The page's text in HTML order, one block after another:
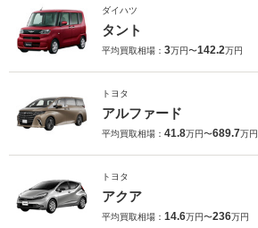
ダイハツ
タント
平均買取相場： 3万円〜142.2万円
トヨタ
アルファード
平均買取相場： 41.8万円〜689.7万円
トヨタ
アクア
平均買取相場： 14.6万円〜236万円